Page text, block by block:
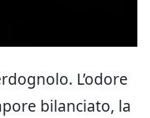
L’odore
bilanciato, la